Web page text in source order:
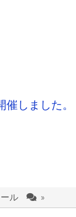
しました。
ル »